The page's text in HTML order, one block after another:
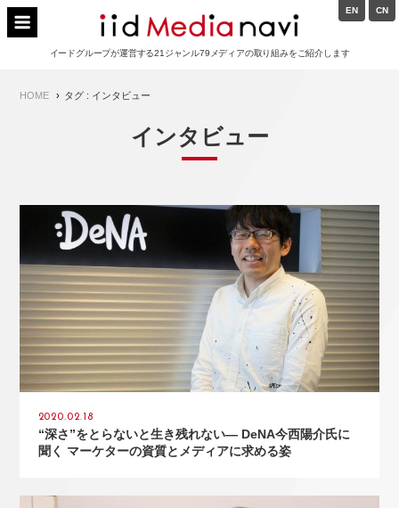
Skip
イードメディアナビ
イードグループが運営する21ジャンル79メディアの取り組みをご紹介します
Navigation
EN CN
HOME タグ : インタビュー
インタビュー
2020.02.18
“深さ”をとらないと生き残れない― DeNA今西陽介氏に
聞く マーケターの資質とメディアに求める姿